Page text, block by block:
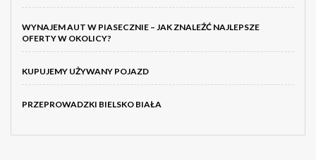
WYNAJEM AUT W PIASECZNIE – JAK ZNALEŹĆ NAJLEPSZE
OFERTY W OKOLICY?
KUPUJEMY UŻYWANY POJAZD
PRZEPROWADZKI BIELSKO BIAŁA